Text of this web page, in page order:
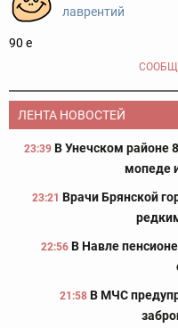
лаврентий
90 е
ЛЕНТА НОВОСТЕЙ
23:39 В Унечском районе
мопеде
23:21 Врачи Брянской
22:56 В Навле
21:58 В МЧС